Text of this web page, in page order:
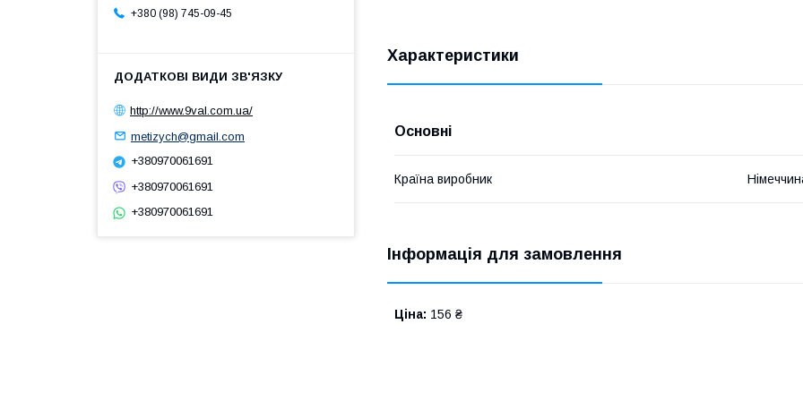
Характеристики
Основні
Країна виробник
Інформація для замовлення
Ціна: 156 ₴
+380 (98) 745-09-45
http://www.9val.com.ua/
metizych@gmail.com
+380970061691
+380970061691
+380970061691